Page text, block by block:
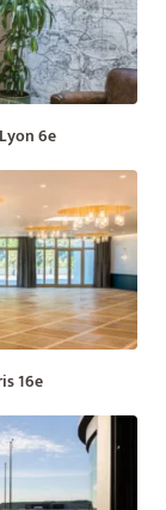
6e
16e